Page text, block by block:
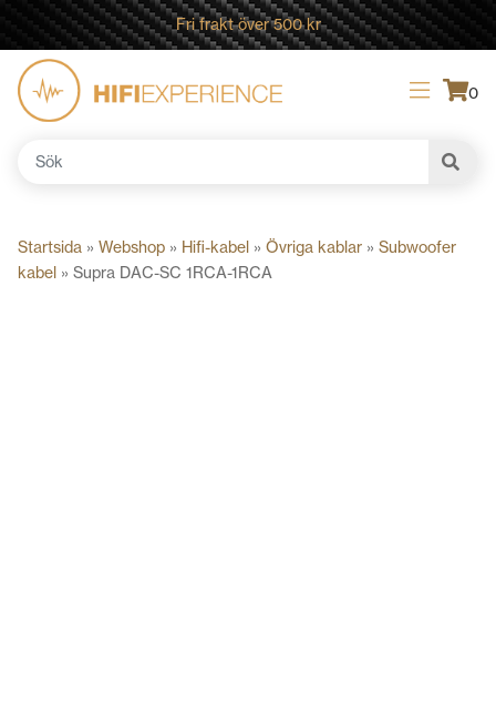
Fri frakt över 500 kr
0
Sök
Startsida » Webshop » Hifi-kabel » Övriga kablar » Subwoofer
kabel » Supra DAC-SC 1RCA-1RCA